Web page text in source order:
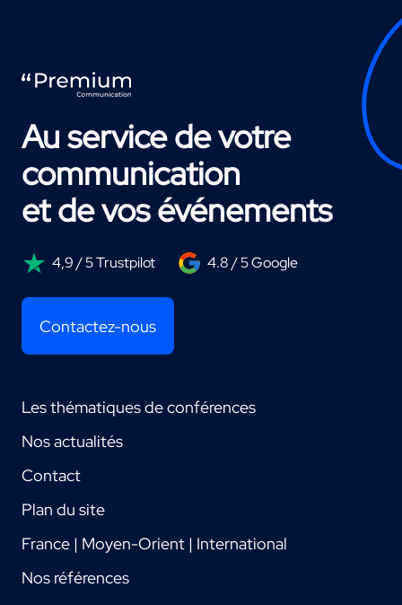
Au service de votre
communication
et de vos événements
4,9 / 5 Trustpilot 4.8 / 5 Google
Contactez-nous
Les thématiques de conférences
Nos actualités
Contact
Plan du site
France | Moyen-Orient | International
Nos références